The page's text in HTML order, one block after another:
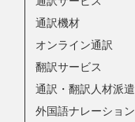
通訳機材
オンライン通訳
翻訳サービス
通訳・翻訳人材派遣
外国語ナレーション